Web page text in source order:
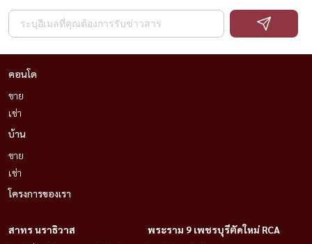
คอนโด
ขาย
เช่า
บ้าน
ขาย
เช่า
โครงการของเรา
สาทร นราธิวาส
พระราม 9 เพชรบุรีตัดใหม่ RCA